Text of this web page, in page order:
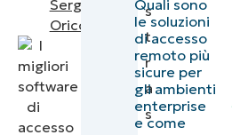
Sergio
Oricci
accesso
remoto
sicuro per
professionisti
IT (G2)
s
t
r
a
s
Quali sono
le soluzioni
di accesso
remoto più
sicure per
gli ambienti
enterprise
e come